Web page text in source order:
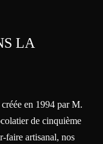
LA
en 1994 par M.
de cinquième
faire artisanal, nos